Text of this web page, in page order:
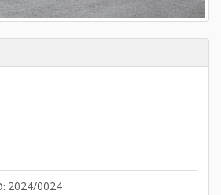
2024/0024